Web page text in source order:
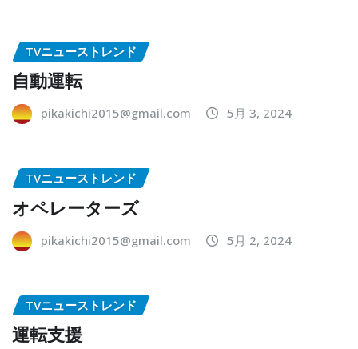
TVニューストレンド
自動運転
pikakichi2015@gmail.com 5月 3, 2024
TVニューストレンド
オペレーターズ
pikakichi2015@gmail.com 5月 2, 2024
TVニューストレンド
運転支援